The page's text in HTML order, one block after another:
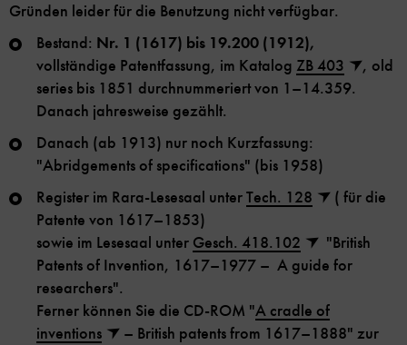
Gründen leider für die Benutzung nicht verfügbar.
Bestand: Nr. 1 (1617) bis 19.200 (1912),
vollständige Patentfassung, im Katalog ZB 403
, old
series bis 1851 durchnummeriert von 1–14.359.
Danach jahresweise gezählt.
Danach (ab 1913) nur noch Kurzfassung:
"Abridgements of specifications" (bis 1958)
Register im Rara-Lesesaal unterTech. 128
( für die
Patente von 1617–1853)
sowie im Lesesaal unter Gesch. 418.102
"British
Patents of Invention, 1617–1977 – A guide for
researchers".
Ferner können Sie die CD-ROM "A cradle of
inventions
– British patents from 1617–1888" zur